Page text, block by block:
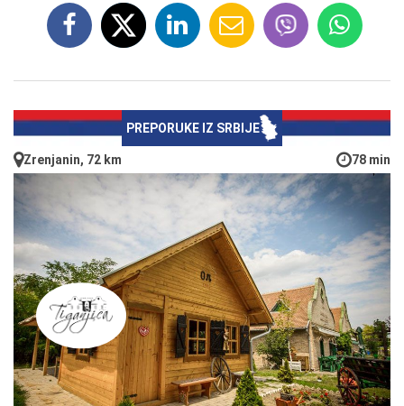
PREPORUKE IZ SRBIJE
Zrenjanin, 72 km 78 min